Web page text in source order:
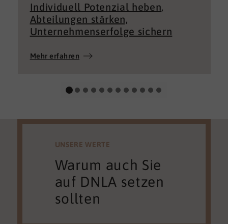
Individuell Potenzial heben,
Abteilungen stärken,
Unternehmenserfolge sichern
Mehr erfahren
UNSERE WERTE
Warum auch Sie
auf DNLA setzen
sollten